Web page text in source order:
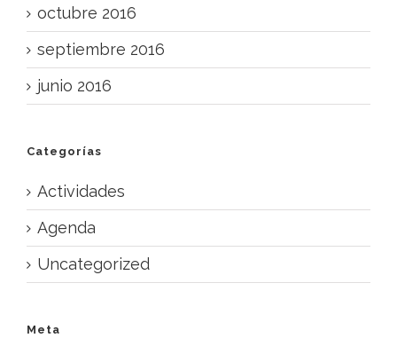
octubre 2016
septiembre 2016
junio 2016
Categorías
Actividades
Agenda
Uncategorized
Meta